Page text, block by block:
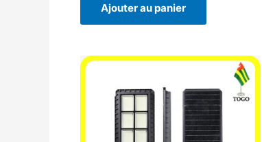
Ajouter au panier